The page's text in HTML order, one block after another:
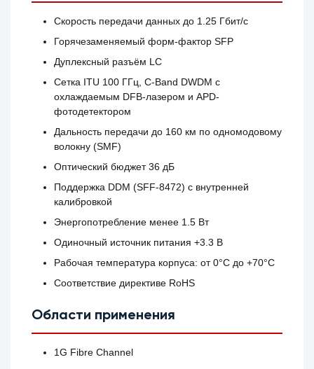
Скорость передачи данных до 1.25 Гбит/с
Горячезаменяемый форм-фактор SFP
Дуплексный разъём LC
Сетка ITU 100 ГГц, C-Band DWDM с
охлаждаемым DFB-лазером и APD-
фотодетектором
Дальность передачи до 160 км по одномодовому
волокну (SMF)
Оптический бюджет 36 дБ
Поддержка DDM (SFF-8472) с внутренней
калибровкой
Энергопотребление менее 1.5 Вт
Одиночный источник питания +3.3 В
Рабочая температура корпуса: от 0°C до +70°C
Соответствие директиве RoHS
Области применения
1G Fibre Channel